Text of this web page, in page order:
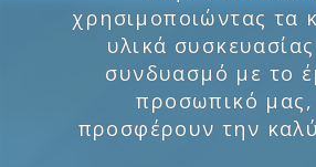
χρησιμοποιώντας τα
υλικά
συνδυασμό με το
προσωπικό μας,
προσφέρουν την